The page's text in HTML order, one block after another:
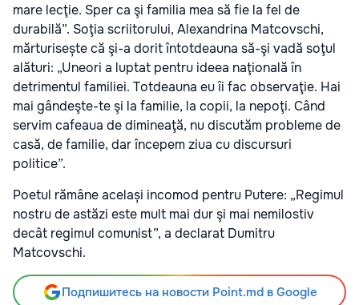
mare lecţie. Sper ca şi familia mea să fie la fel de
durabilă”. Soţia scriitorului, Alexandrina Matcovschi,
mărturisește că şi-a dorit întotdeauna să-şi vadă soţul
alături: „Uneori a luptat pentru ideea naţională în
detrimentul familiei. Totdeauna eu îi fac observaţie. Hai
mai gândeşte-te şi la familie, la copii, la nepoţi. Când
servim cafeaua de dimineaţă, nu discutăm probleme de
casă, de familie, dar începem ziua cu discursuri
politice”.
Poetul rămâne același incomod pentru Putere: „Regimul
nostru de astăzi este mult mai dur şi mai nemilostiv
decât regimul comunist”, a declarat Dumitru
Matcovschi.
Подпишитесь на новости Point.md в Google